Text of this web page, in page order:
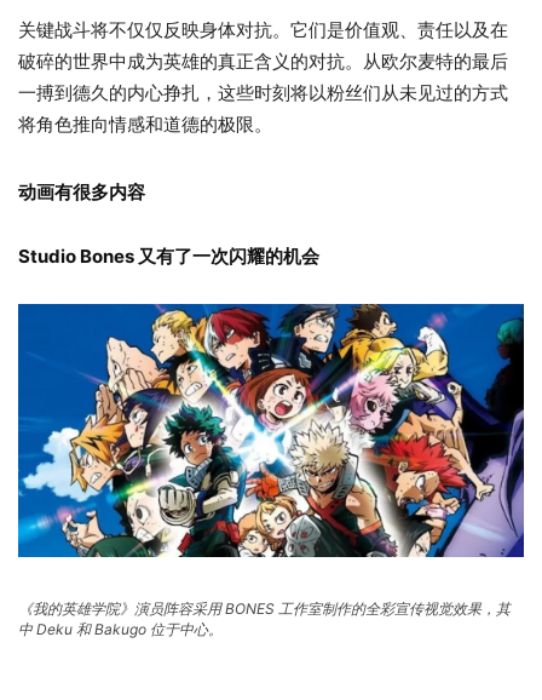
关键战斗将不仅仅反映身体对抗。它们是价值观、责任以及在
破碎的世界中成为英雄的真正含义的对抗。从欧尔麦特的最后
一搏到德久的内心挣扎，这些时刻将以粉丝们从未见过的方式
将角色推向情感和道德的极限。
动画有很多内容
Studio Bones 又有了一次闪耀的机会
《我的英雄学院》演员阵容采用 BONES 工作室制作的全彩宣传视觉效果，其
中 Deku 和 Bakugo 位于中心。